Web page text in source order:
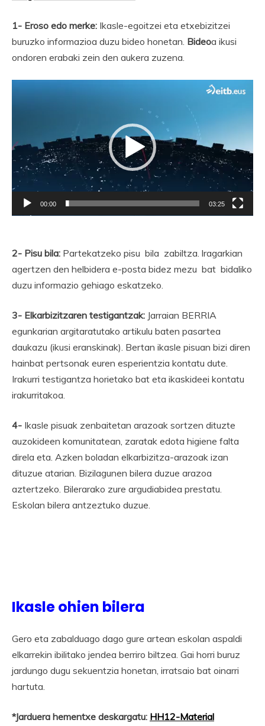
1- Eroso edo merke: Ikasle-egoitzei eta etxebizitzei
buruzko informazioa duzu bideo honetan. Bideoa ikusi
ondoren erabaki zein den aukera zuzena.
Bideo
00:00 03:25
2- Pisu bila: Partekatzeko pisu bila zabiltza. lragarkian
agertzen den helbidera e-posta bidez mezu bat bidaliko
duzu informazio gehiago eskatzeko.
3- Elkarbizitzaren testigantzak: Jarraian BERRIA
egunkarian argitaratutako artikulu baten pasartea
daukazu (ikusi eranskinak). Bertan ikasle pisuan bizi diren
hainbat pertsonak euren esperientzia kontatu dute.
Irakurri testigantza horietako bat eta ikaskideei kontatu
irakurritakoa.
4- Ikasle pisuak zenbaitetan arazoak sortzen dituzte
auzokideen komunitatean, zaratak edota higiene falta
direla eta. Azken boladan elkarbizitza-arazoak izan
dituzue atarian. Bizilagunen bilera duzue arazoa
aztertzeko. Bilerarako zure argudiabidea prestatu.
Eskolan bilera antzeztuko duzue.
Ikasle ohien bilera
Gero eta zabalduago dago gure artean eskolan aspaldi
elkarrekin ibilitako jendea berriro biltzea. Gai horri buruz
jardungo dugu sekuentzia honetan, irratsaio bat oinarri
hartuta.
*Jarduera hementxe deskargatu: HH12-Material